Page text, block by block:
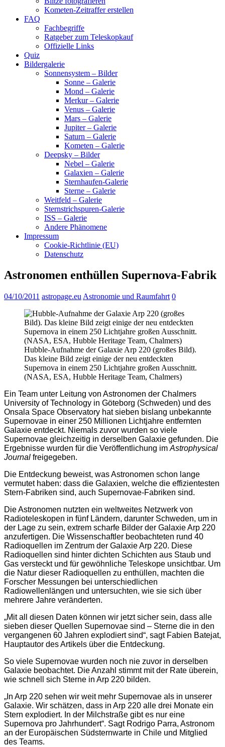
Kometen-Zeitraffer erstellen
FAQ
Fachbegriffe
Ratgeber zum Teleskopkauf
Offizielle Links
Quiz
Bildergalerie
Sonnensystem – Bilder
Sonne – Galerie
Mond – Galerie
Merkur – Galerie
Venus – Galerie
Mars – Galerie
Jupiter – Galerie
Saturn – Galerie
Kometen – Galerie
Deepsky – Bilder
Nebel – Galerie
Galaxien – Galerie
Sternhaufen-Galerie
Sterne – Galerie
Weitfeld – Galerie
Sternstrichspuren-Galerie
ISS – Galerie
Andere Phänomene
Impressum
Cookie-Richtlinie (EU)
Datenschutz
Astronomen enthüllen Supernova-Fabrik
04/10/2011 astropage.eu Astronomie und Raumfahrt 0
Hubble-Aufnahme der Galaxie Arp 220 (großes Bild).
Das kleine Bild zeigt einige der neu entdeckten
Supernova in einem 250 Lichtjahre großen Ausschnitt.
(NASA, ESA, Hubble Heritage Team, Chalmers)
Ein Team unter Leitung von Astronomen der Chalmers
University of Technology in Göteborg (Schweden) und des
Onsala Space Observatory hat sieben bislang unbekannte
Supernovae in einer 250 Millionen Lichtjahre entfernten
Galaxie entdeckt. Niemals zuvor wurden so viele
Supernovae gleichzeitig in derselben Galaxie gefunden. Die
Ergebnisse wurden für die Veröffentlichung im Astrophysical
Journal freigegeben.
Die Entdeckung beweist, was Astronomen schon lange
vermutet haben: dass die Galaxien, welche die effizientesten
Stern-Fabriken sind, auch Supernovae-Fabriken sind.
Die Astronomen nutzten ein weltweites Netzwerk von
Radioteleskopen in fünf Ländern, darunter Schweden, um in
der Lage zu sein, extrem scharfe Bilder der Galaxie Arp 220
anzufertigen. Die Wissenschaftler beobachteten rund 40
Radioquellen im Zentrum der Galaxie Arp 220. Diese
Radioquellen sind hinter dichten Schichten aus Staub und
Gas versteckt und für gewöhnliche Teleskope unsichtbar. Um
die Natur dieser Radioquellen zu enthüllen, machten die
Forscher Messungen bei unterschiedlichen
Radiowellenlängen und untersuchten, wie sie sich über
mehrere Jahre veränderten.
„Mit all diesen Daten können wir jetzt sicher sein, dass alle
sieben dieser Quellen Supernovae sind – Sterne die in den
vergangenen 60 Jahren explodiert sind“, sagt Fabien Batejat,
Hauptautor des Artikels über die Entdeckung.
So viele Supernovae wurden noch nie zuvor in derselben
Galaxie beobachtet. Die Anzahl stimmt mit der Rate überein,
wie schnell sich Sterne in Arp 220 bilden.
„In Arp 220 sehen wir weit mehr Supernovae als in unserer
Galaxie. Wir schätzen, dass in Arp 220 alle drei Monate ein
Stern explodiert. In der Milchstraße gibt es nur eine
Supernova pro Jahrhundert“. Sagt Rodrigo Parra, Astronom
an der Europäischen Südsternwarte in Chile und Mitglied
des Teams.